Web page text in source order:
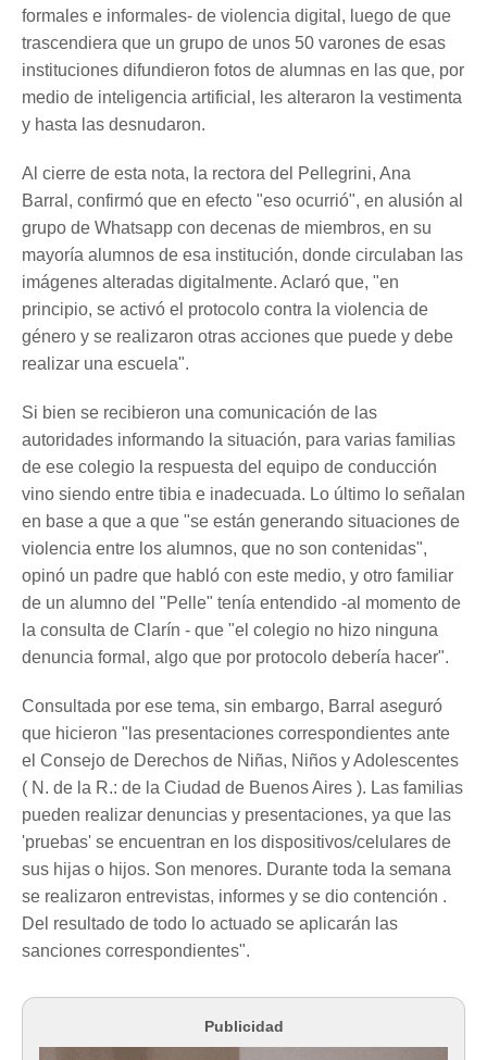
formales e informales- de violencia digital, luego de que
trascendiera que un grupo de unos 50 varones de esas
instituciones difundieron fotos de alumnas en las que, por
medio de inteligencia artificial, les alteraron la vestimenta
y hasta las desnudaron.
Al cierre de esta nota, la rectora del Pellegrini, Ana
Barral, confirmó que en efecto "eso ocurrió", en alusión al
grupo de Whatsapp con decenas de miembros, en su
mayoría alumnos de esa institución, donde circulaban las
imágenes alteradas digitalmente. Aclaró que, "en
principio, se activó el protocolo contra la violencia de
género y se realizaron otras acciones que puede y debe
realizar una escuela".
Si bien se recibieron una comunicación de las
autoridades informando la situación, para varias familias
de ese colegio la respuesta del equipo de conducción
vino siendo entre tibia e inadecuada. Lo último lo señalan
en base a que a que "se están generando situaciones de
violencia entre los alumnos, que no son contenidas",
opinó un padre que habló con este medio, y otro familiar
de un alumno del "Pelle" tenía entendido -al momento de
la consulta de Clarín - que "el colegio no hizo ninguna
denuncia formal, algo que por protocolo debería hacer".
Consultada por ese tema, sin embargo, Barral aseguró
que hicieron "las presentaciones correspondientes ante
el Consejo de Derechos de Niñas, Niños y Adolescentes
( N. de la R.: de la Ciudad de Buenos Aires ). Las familias
pueden realizar denuncias y presentaciones, ya que las
'pruebas' se encuentran en los dispositivos/celulares de
sus hijas o hijos. Son menores. Durante toda la semana
se realizaron entrevistas, informes y se dio contención .
Del resultado de todo lo actuado se aplicarán las
sanciones correspondientes".
Publicidad